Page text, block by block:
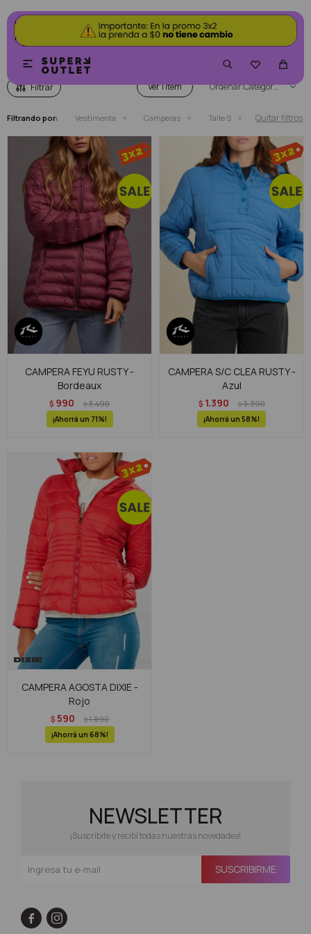


Ver Categoría
Filtrando por: Vestimenta Camperas Talle S Quitar filtros
CAMPERA FEYU RUSTY -
Bordeaux
$ 990 $3.490
71
CAMPERA S/C CLEA RUSTY -
Azul
$ 1.390 $3.390
58
CAMPERA AGOSTA DIXIE -
Rojo
$ 590 $1.890
68
NEWSLETTER
¡Suscribite y recibí todas nuestras novedades!
SUSCRIBIRME
 